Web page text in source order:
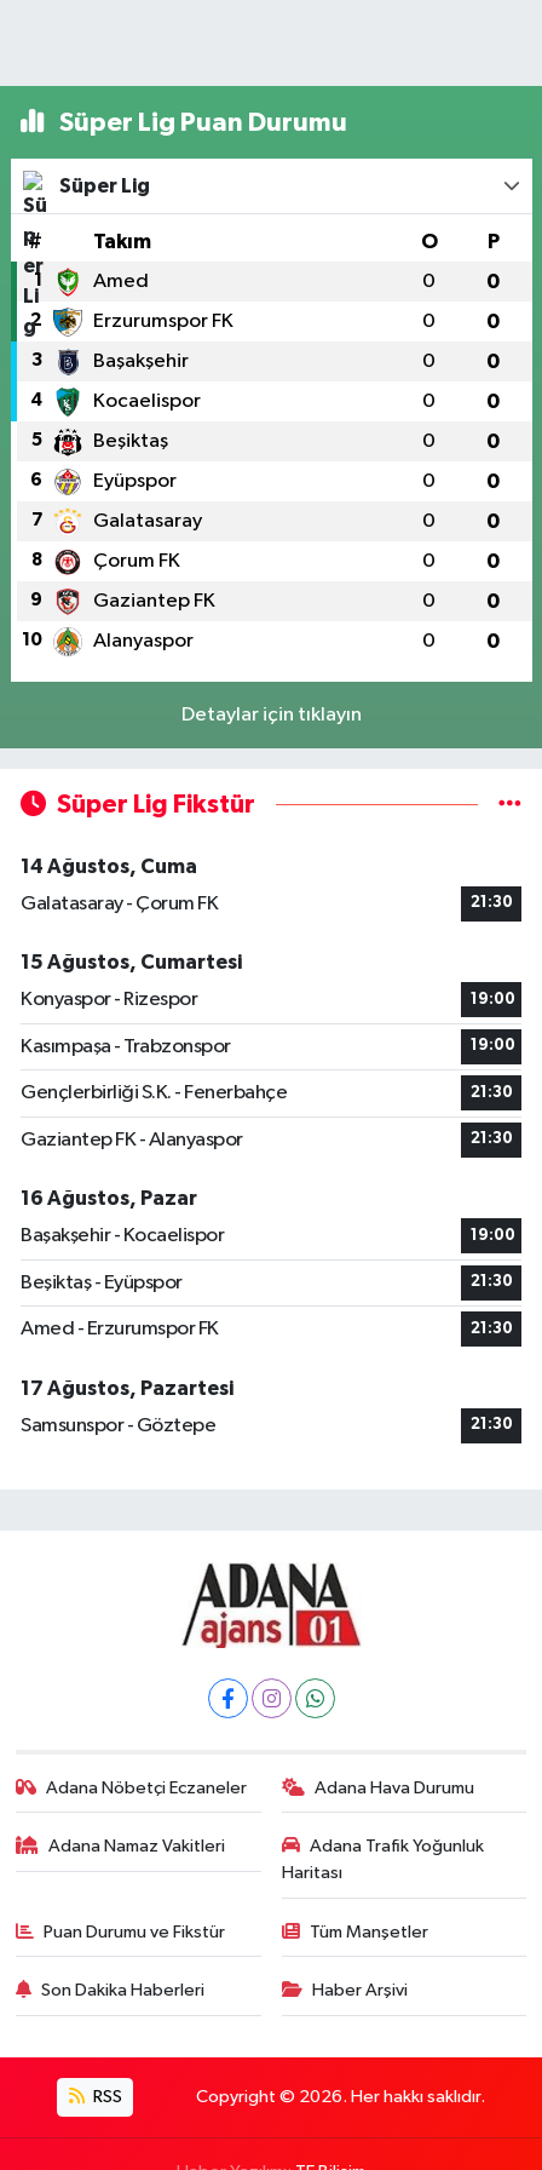
Süper Lig Puan Durumu
Süper Lig
# Takım O P
1 Amed 0 0
2 Erzurumspor FK 0 0
3 Başakşehir 0 0
4 Kocaelispor 0 0
5 Beşiktaş 0 0
6 Eyüpspor 0 0
7 Galatasaray 0 0
8 Çorum FK 0 0
9 Gaziantep FK 0 0
10 Alanyaspor 0 0
Detaylar için tıklayın
Süper Lig Fikstür
14 Ağustos, Cuma
Galatasaray - Çorum FK
21:30
15 Ağustos, Cumartesi
Konyaspor - Rizespor
19:00
Kasımpaşa - Trabzonspor 19:00
Gençlerbirliği S.K. - Fenerbahçe 21:30
Gaziantep FK - Alanyaspor 21:30
16 Ağustos, Pazar
Başakşehir - Kocaelispor
19:00
Beşiktaş - Eyüpspor 21:30
Amed - Erzurumspor FK 21:30
17 Ağustos, Pazartesi
Samsunspor - Göztepe
21:30
Adana Nöbetçi Eczaneler Adana Hava Durumu
Adana Namaz Vakitleri
Adana Trafik Yoğunluk
Haritası
Puan Durumu ve Fikstür Tüm Manşetler
Son Dakika Haberleri Haber Arşivi
RSS Copyright © 2026. Her hakkı saklıdır.